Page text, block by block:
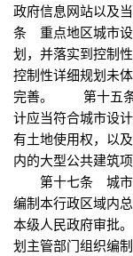
政府信息网站以
条 重点地区城市设
划，并落实到控
控制性详细规划未
完善。 第十五条
计应当符合城市
有土地使用权，以
内的大型公共建筑
第十七条 城市、
编制本行政区域内
本级人民政府审
划主管部门组织编